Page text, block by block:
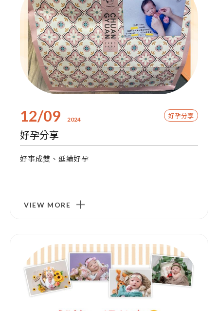
12/09 2024 好孕分享
好孕分享
好事成雙、延續好孕
VIEW MORE